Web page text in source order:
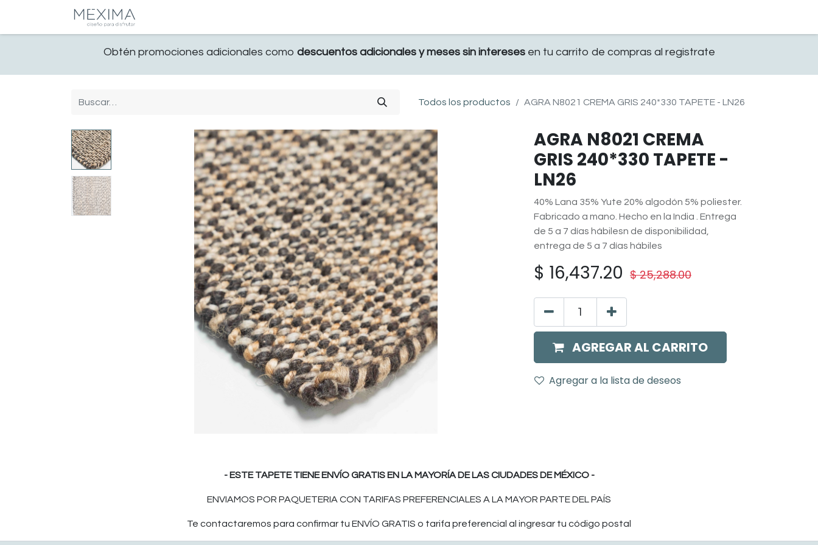
Obtén promociones adicionales como descuentos adicionales y meses sin interesesen tu carrito de compras al registrate
Todos los productos AGRA N8021 CREMA GRIS 240*330 TAPETE - LN26
AGRA N8021 CREMA
GRIS 240*330 TAPETE -
LN26
40% Lana 35% Yute 20% algodón 5% poliester.
Fabricado a mano. Hecho en la India . Entrega
de 5 a 7 días hábilesn de disponibilidad,
entrega de 5 a 7 días hábiles
$ 16,437.20 $25,288.00
AGREGAR AL CARRITO
Agregar a la lista de deseos
- ESTE TAPETE TIENE ENVÍO GRATIS EN LA MAYORÍA DE LAS CIUDADES DE MÉXICO -
ENVIAMOS POR PAQUETERIA CON TARIFAS PREFERENCIALES A LA MAYOR PARTE DEL PAÍS
Te contactaremos para confirmar tu ENVÍO GRATIS o tarifa preferencial al ingresar tu código postal